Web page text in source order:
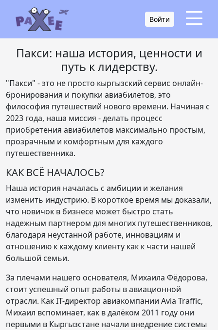
Войти
Пакси: наша история, ценности и
путь к лидерству.
"Пакси" - это не просто кыргызский сервис онлайн-
бронирования и покупки авиабилетов, это
философия путешествий нового времени. Начиная с
2023 года, наша миссия - делать процесс
приобретения авиабилетов максимально простым,
прозрачным и комфортным для каждого
путешественника.
КАК ВСЁ НАЧАЛОСЬ?
Наша история началась с амбиции и желания
изменить индустрию. В короткое время мы доказали,
что новичок в бизнесе может быстро стать
надежным партнером для многих путешественников,
благодаря неустанной работе, инновациям и
отношению к каждому клиенту как к части нашей
большой семьи.
За плечами нашего основателя, Михаила Фёдорова,
стоит успешный опыт работы в авиационной
отрасли. Как IT-директор авиакомпании Avia Traffic,
Михаил вспоминает, как в далёком 2011 году они
первыми в Кыргызстане начали внедрение системы